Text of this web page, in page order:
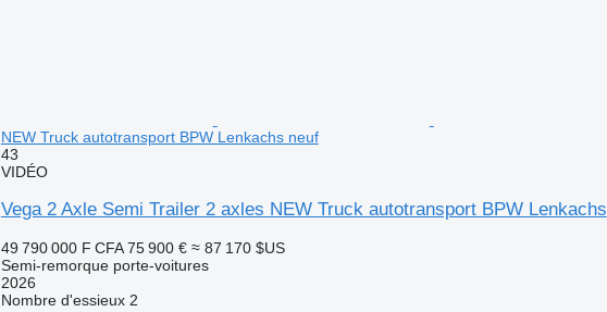
NEW Truck autotransport BPW Lenkachs neuf
43
VIDÉO
Vega 2 Axle Semi Trailer 2 axles NEW Truck autotransport BPW Lenkachs
49 790 000 F CFA 75 900 € ≈ 87 170 $US
Semi-remorque porte-voitures
2026
Nombre d'essieux 2